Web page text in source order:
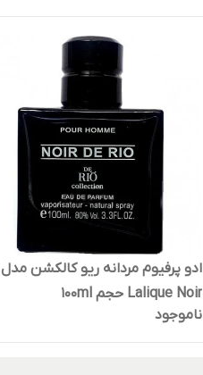
ادو پرفیوم مردانه ریو کالکشن مدل
Lalique Noir حجم 100ml
ناموجود